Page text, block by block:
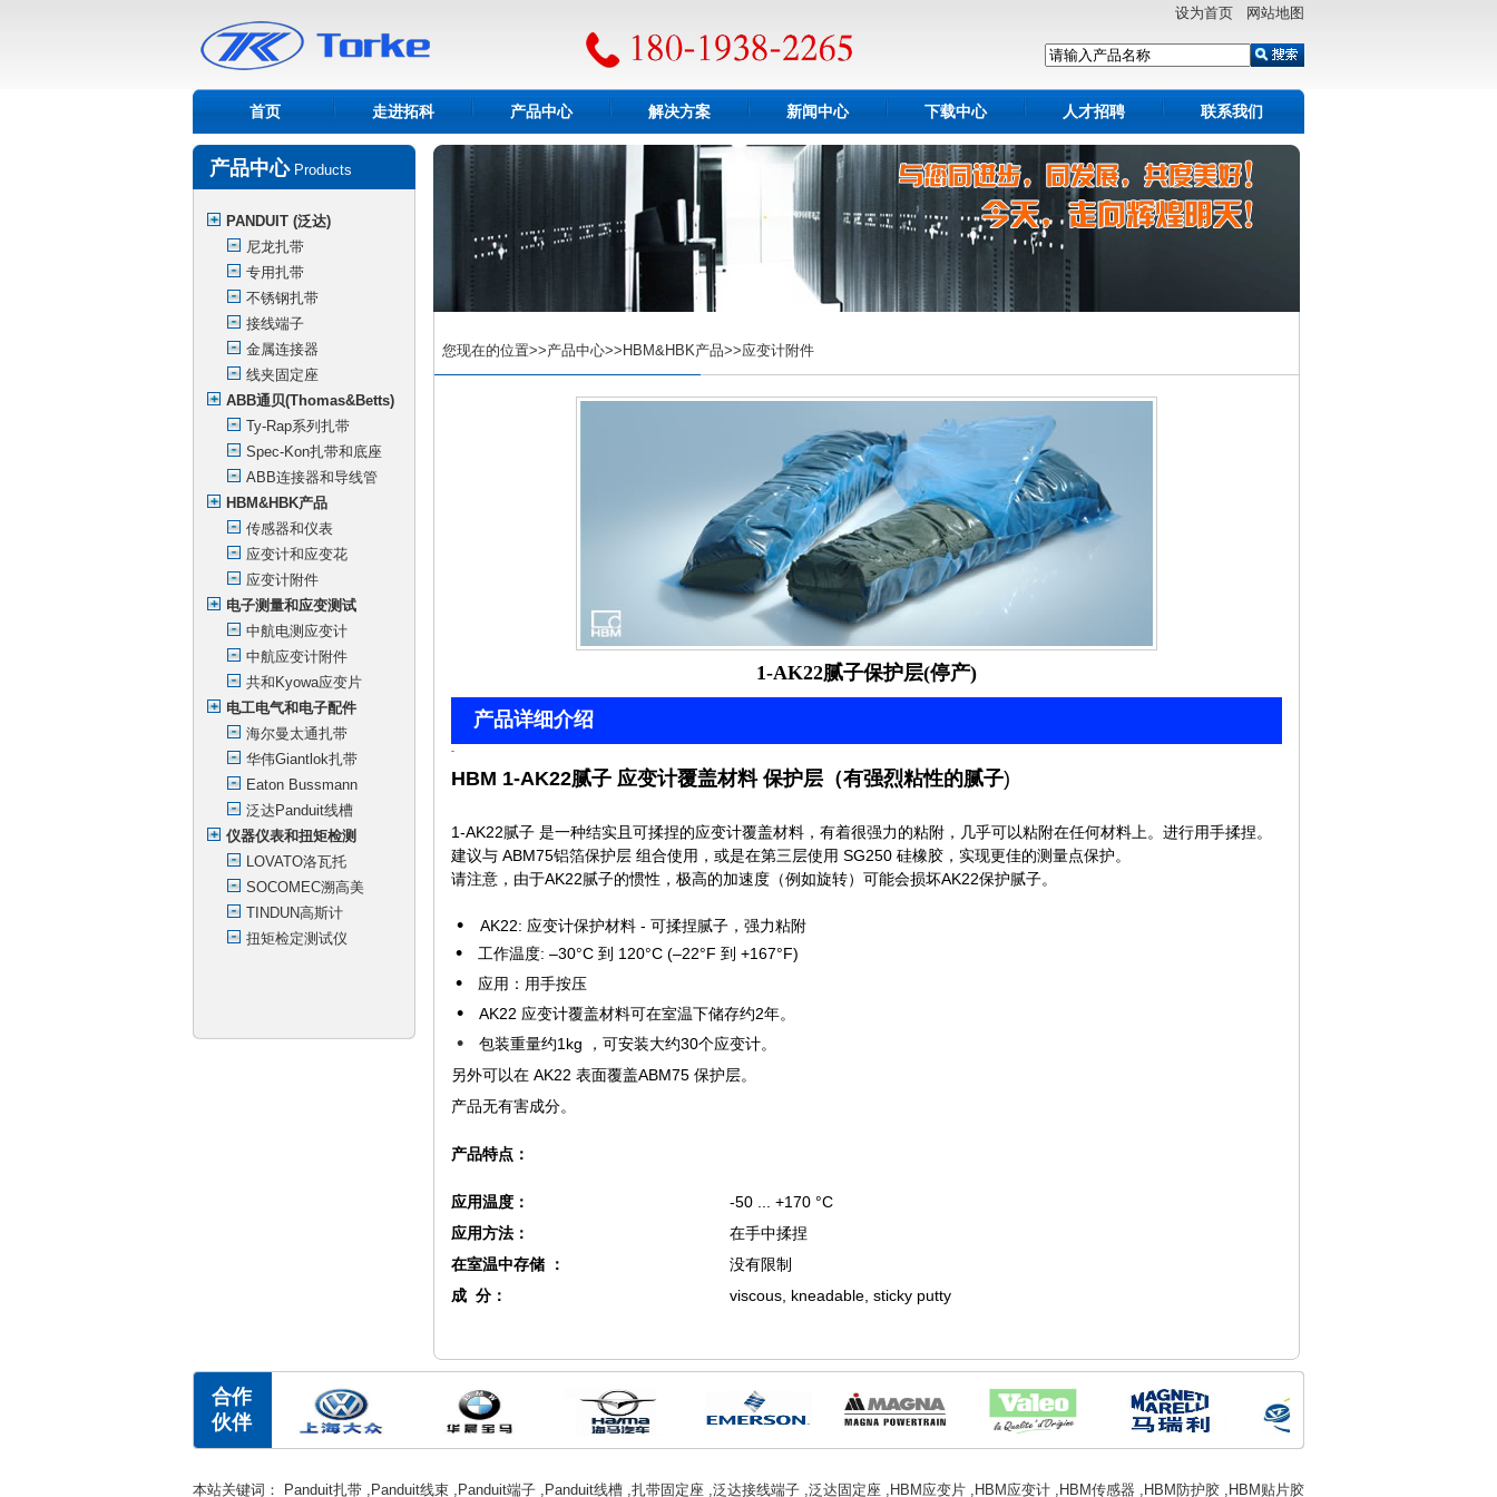
设为首页 网站地图
首页 走进拓科 产品中心 解决方案 新闻中心 下载中心 人才招聘 联系我们
产品中心Products
PANDUIT (泛达)
尼龙扎带
专用扎带
不锈钢扎带
接线端子
金属连接器
线夹固定座
ABB通贝(Thomas&Betts)
Ty-Rap系列扎带
Spec-Kon扎带和底座
ABB连接器和导线管
HBM&HBK产品
传感器和仪表
应变计和应变花
应变计附件
电子测量和应变测试
中航电测应变计
中航应变计附件
共和Kyowa应变片
电工电气和电子配件
海尔曼太通扎带
华伟Giantlok扎带
Eaton Bussmann
泛达Panduit线槽
仪器仪表和扭矩检测
LOVATO洛瓦托
SOCOMEC溯高美
TINDUN高斯计
扭矩检定测试仪
您现在的位置>>产品中心>>HBM&HBK产品>>应变计附件
1-AK22腻子保护层(停产)
产品详细介绍
-
HBM 1-AK22腻子 应变计覆盖材料 保护层（有强烈粘性的腻子)
1-AK22腻子是一种结实且可揉捏的应变计覆盖材料，有着很强力的粘附， 几乎可以粘附在任何材料上。进行用手揉捏。
建议与 ABM75铝箔保护层 组合使用，或是在第三层使用 SG250 硅橡胶，实现更佳的测量点保护。
请注意，由于AK22腻子的惯性，极高的加速度（例如旋转）可能会损坏AK22保护腻子。
• AK22: 应变计保护材料 - 可揉捏腻子，强力粘附
• 工作温度: –30°C 到 120°C (–22°F 到 +167°F)
• 应用：用手按压
• AK22 应变计覆盖材料可在室温下储存约2年。
• 包装重量约1kg
，可安装大约30个应变计。
另外可以在 AK22 表面覆盖ABM75 保护层。
产品无有害成分。
产品特点：
应用温度：
-50 ... +170 °C
应用方法：
在手中揉捏
在室温中存储 ：
没有限制
成 分： viscous, kneadable, sticky putty
合作
伙伴
本站关键词： Panduit扎带 , Panduit线束 , Panduit端子 , Panduit线槽 ,扎带固定座 ,泛达接线端子 ,泛达固定座 , HBM应变片 , HBM应变计 , HBM传感器 , HBM防护胶 , HBM贴片胶